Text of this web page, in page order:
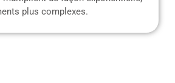
plus complexes.